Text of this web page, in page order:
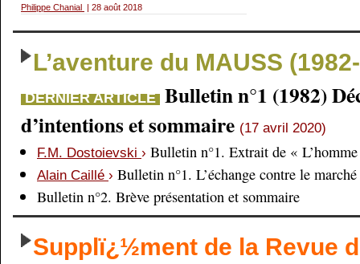
Philippe Chanial | 28 août 2018
L’aventure du MAUSS
DERNIER ARTICLE Bulletin n°1 (1982)
d’intentions et sommaire (17 avril 2020)
F.M. Dostoievski › Bulletin n°1. Extrait de «
Alain Caillé › Bulletin n°1. L’échange contre le marché
Bulletin n°2. Brève présentation et sommaire
Supplï¿½ment de la Revue